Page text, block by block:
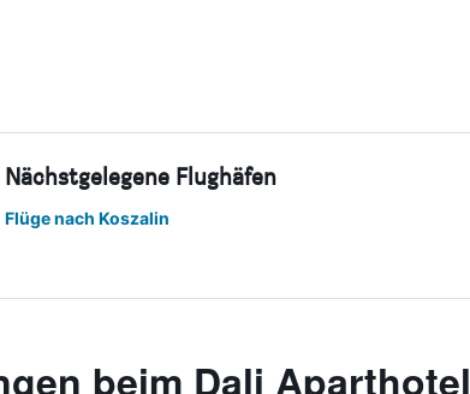
Nächstgelegene Flughäfen
Flüge nach Koszalin
beim Dali Aparthotel